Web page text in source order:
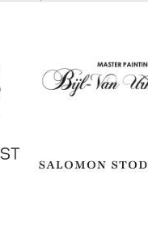
Bijl
Stodel